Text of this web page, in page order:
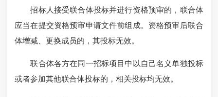
招标人接受联合体投标并进行资格预审的，联合体
应当在提交资格预审申请文件前组成。资格预审后联合
体增减、更换成员的，其投标无效。
联合体各方在同一招标项目中以自己名义单独投标
或者参加其他联合体投标的，相关投标均无效。